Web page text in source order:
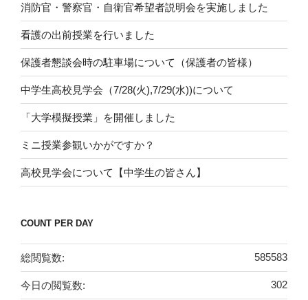
消防官・警察官・自衛官希望者説明会を実施しました
看護の出前授業を行いました
保護者懇談会時の駐車場について（保護者の皆様）
中学生高校見学会（7/28(火),7/29(水))について
「大学模擬授業」を開催しました
ミニ授業参観いかがですか？
高校見学会について【中学生の皆さん】
COUNT PER DAY
585583
総閲覧数:
302
今日の閲覧数: